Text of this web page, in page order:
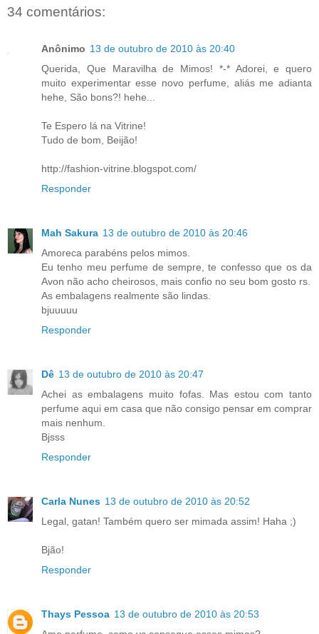
34 comentários:
Anônimo 13 de outubro de 2010 às 20:40
Querida, Que Maravilha de Mimos! *-* Adorei, e quero
muito experimentar esse novo perfume, aliás me adianta
hehe, São bons?! hehe...
Te Espero lá na Vitrine!
Tudo de bom, Beijão!
http://fashion-vitrine.blogspot.com/
Responder
Mah Sakura 13 de outubro de 2010 às 20:46
Amoreca parabéns pelos mimos.
Eu tenho meu perfume de sempre, te confesso que os da
Avon não acho cheirosos, mais confio no seu bom gosto rs.
As embalagens realmente são lindas.
bjuuuuu
Responder
Dê 13 de outubro de 2010 às 20:47
Achei as embalagens muito fofas. Mas estou com tanto
perfume aqui em casa que não consigo pensar em comprar
mais nenhum.
Bjsss
Responder
Carla Nunes 13 de outubro de 2010 às 20:52
Legal, gatan! Também quero ser mimada assim! Haha ;)
Bjão!
Responder
Thays Pessoa 13 de outubro de 2010 às 20:53